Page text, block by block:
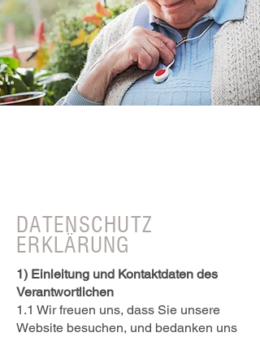
DATENSCHUTZ
ERKLÄRUNG
1) Einleitung und Kontaktdaten des
Verantwortlichen
1.1 Wir freuen uns, dass Sie unsere
Website besuchen, und bedanken uns